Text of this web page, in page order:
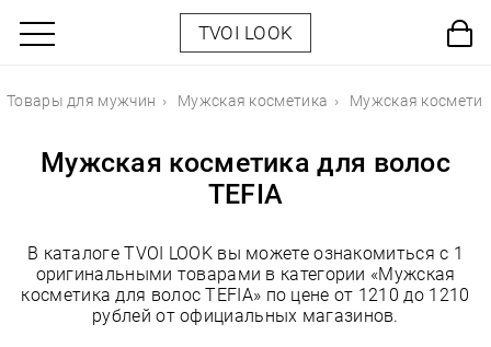
TVOI LOOK
Товары для мужчин Мужская косметика Мужская
Мужская косметика для волос
TEFIA
В каталоге TVOI LOOK вы можете ознакомиться с 1
оригинальными товарами в категории «Мужская
косметика для волос TEFIA» по цене от 1210 до 1210
рублей от официальных магазинов.